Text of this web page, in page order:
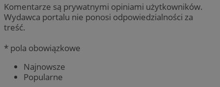
Komentarze są prywatnymi opiniami użytkowników.
Wydawca portalu nie ponosi odpowiedzialności za
treść.
* pola obowiązkowe
Najnowsze
Popularne